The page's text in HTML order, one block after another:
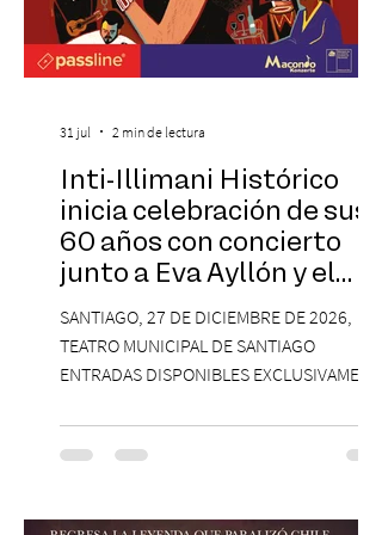
Inti-Illimani Histórico
inicia celebración de sus
60 años con concierto
junto a Eva Ayllón y el
Cuarteto Austral en el
Teatro Municipal de
Santiago
SANTIAGO, 27 DE DICIEMBRE DE 2026,
TEATRO MUNICIPAL DE SANTIAGO
ENTRADAS DISPONIBLES EXCLUSIVAMENTE
agrupación ícono de la Nueva Canción
Chilena conmemorará su legado de 60
19:00 horas, en el Teatro Municipal de
31 jul 2 min de lectura